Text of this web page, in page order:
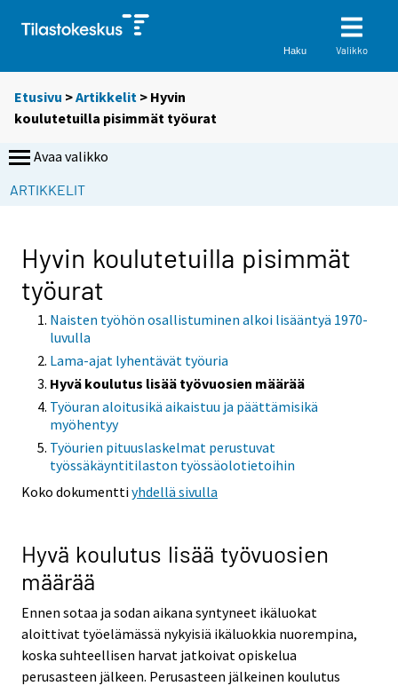
Haku Valikko
Etusivu >Artikkelit > Hyvin
koulutetuilla pisimmät työurat
Avaa valikko
ARTIKKELIT
Hyvin koulutetuilla pisimmät
työurat
Naisten työhön osallistuminen alkoi lisääntyä 1970-
luvulla
Lama-ajat lyhentävät työuria
Hyvä koulutus lisää työvuosien määrää
Työuran aloitusikä aikaistuu ja päättämisikä
myöhentyy
Työurien pituuslaskelmat perustuvat
työssäkäyntitilaston työssäolotietoihin
Koko dokumenttiyhdellä sivulla
Hyvä koulutus lisää työvuosien
määrää
Ennen sotaa ja sodan aikana syntyneet ikäluokat
aloittivat työelämässä nykyisiä ikäluokkia nuorempina,
koska suhteellisen harvat jatkoivat opiskelua
perusasteen jälkeen. Perusasteen jälkeinen koulutus